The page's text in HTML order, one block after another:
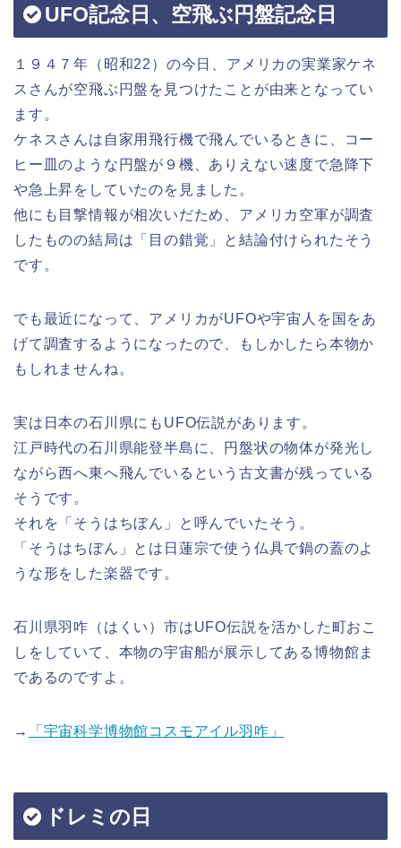
UFO記念日、空飛ぶ円盤記念日
１９４７年（昭和22）の今日、アメリカの実業家ケネ
スさんが空飛ぶ円盤を見つけたことが由来となってい
ます。
ケネスさんは自家用飛行機で飛んでいるときに、コー
ヒー皿のような円盤が９機、ありえない速度で急降下
や急上昇をしていたのを見ました。
他にも目撃情報が相次いだため、アメリカ空軍が調査
したものの結局は「目の錯覚」と結論付けられたそう
です。
でも最近になって、アメリカがUFOや宇宙人を国をあ
げて調査するようになったので、もしかしたら本物か
もしれませんね。
実は日本の石川県にもUFO伝説があります。
江戸時代の石川県能登半島に、円盤状の物体が発光し
ながら西へ東へ飛んでいるという古文書が残っている
そうです。
それを「そうはちぼん」と呼んでいたそう。
「そうはちぼん」とは日蓮宗で使う仏具で鍋の蓋のよ
うな形をした楽器です。
石川県羽咋（はくい）市はUFO伝説を活かした町おこ
しをしていて、本物の宇宙船が展示してある博物館ま
であるのですよ。
→ 「宇宙科学博物館コスモアイル羽咋」
ドレミの日